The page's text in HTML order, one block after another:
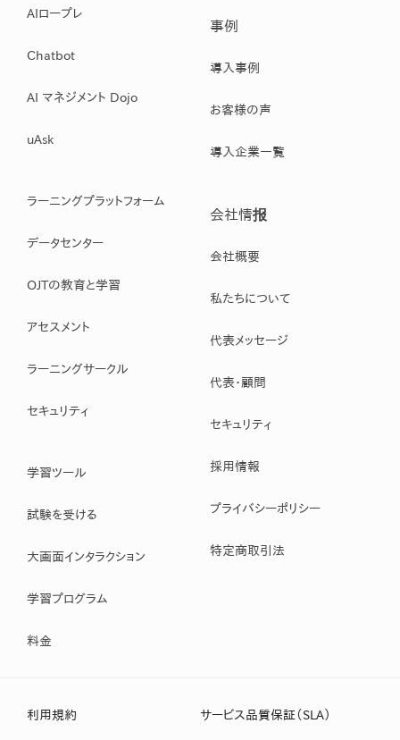
AIロープレ
Chatbot
AI マネジメント Dojo
uAsk
ラーニングプラットフォーム
データセンター
OJTの教育と学習
アセスメント
ラーニングサークル
セキュリティ
学習ツール
試験を受ける
大画面インタラクション
学習プログラム
料金
事例
導入事例
お客様の声
導入企業一覧
会社情报
会社概要
私たちについて
代表メッセージ
代表・顧問
セキュリティ
採用情報
プライバシーポリシー
特定商取引法
利用規約 サービス品質保証（SLA）